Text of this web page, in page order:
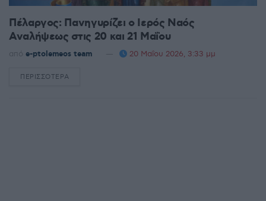
Πέλαργος: Πανηγυρίζει ο Ιερός Ναός
Αναλήψεως στις 20 και 21 Μαΐου
από e-ptolemeos team 20 Μαΐου 2026, 3:33 μμ
ΠΕΡΙΣΣΌΤΕΡΑ